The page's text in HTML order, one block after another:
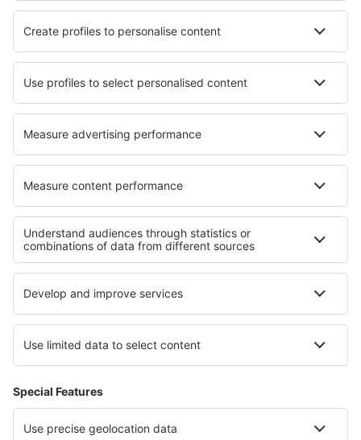
Hoteluri în Svay Rieng Hoteluri în Rivergaro
Hoteluri în Benton Hoteluri în Załęcze Małe
Hoteluri în Cabeza Del Buey Hoteluri în Kamphaeng Phet
Cele mai bune hoteluri - regiuni
Hoteluri în Alsacia Hoteluri în La Plagne
Hoteluri în Alpe d'Huez Hoteluri în Meribel-les-Allues
Hoteluri în Valea Loirei Hoteluri in Gauja National Park
Hoteluri in Valparaíso Hoteluri in Andros